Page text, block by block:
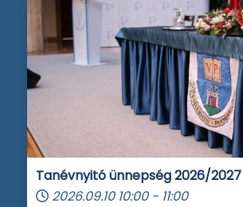
Tanévnyitó ünnepség 2026/2027
2026.09.10 10:00 - 11:00